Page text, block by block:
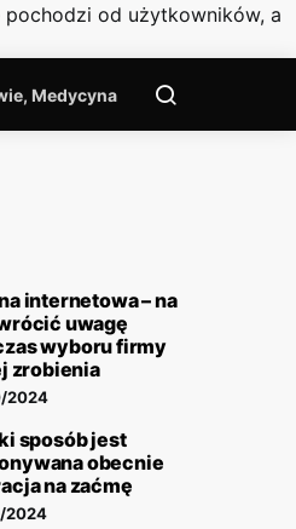
pochodzi od użytkowników, a
Medycyna
internetowa – na
uwagę
wyboru firmy
zrobienia
2024
sposób jest
obecnie
na zaćmę
2024